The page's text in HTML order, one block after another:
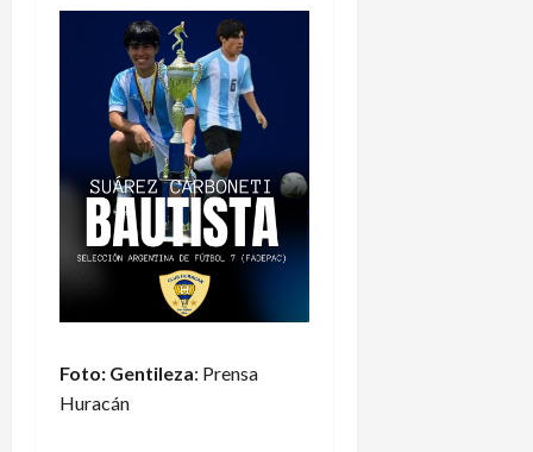
Foto: Gentileza: Prensa
Huracán